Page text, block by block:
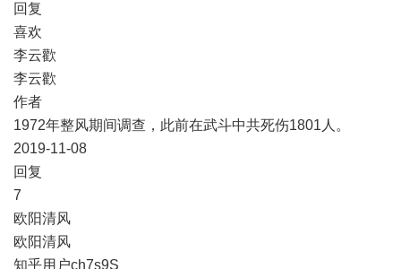
​回复
​喜欢
李云歡
李云歡
作者
1972年整风期间调查，此前在武斗中共死伤1801人。
2019-11-08
​回复
​7
欧阳清风
欧阳清风
知乎用户ch7s9S